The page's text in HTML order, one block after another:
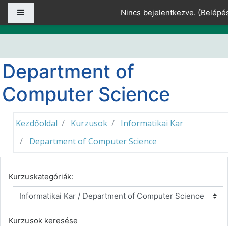
Tovább a fő tartalomhoz
Nincs bejelentkezve. (
Department of
Computer Science
Kezdőoldal Kurzusok
Informatikai Kar
Department of Computer Science
Kurzuskategóriák:
Kurzusok keresése